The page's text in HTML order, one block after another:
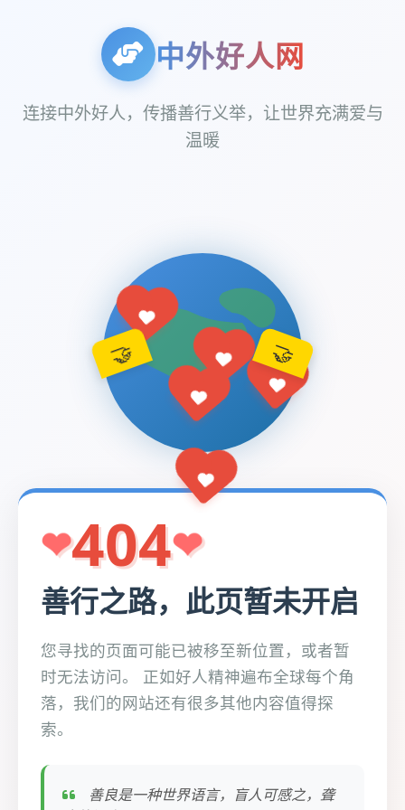
中外好人网
连接中外好人，传播善行义举，让世界充满爱与
温暖
🤝 🤝
404
善行之路，此页暂未开启
您寻找的页面可能已被移至新位置，或者暂
时无法访问。 正如好人精神遍布全球每个角
落，我们的网站还有很多其他内容值得探
索。
善良是一种世界语言，盲人可感之，聋